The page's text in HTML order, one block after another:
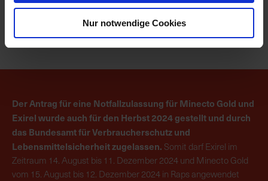
Nur notwendige Cookies
haben sich durch eine deutlich gleichmäßigere und frühere Blüte
Der Antrag für eine Notfallzulassung für Minecto Gold und
Exirel wurde auch für den Herbst 2024 gestellt und durch
das Bundesamt für Verbraucherschutz und
Lebensmittelsicherheit zugelassen. Somit darf Exirel im
Zeitraum 14. August bis 11. Dezember 2024 und Minecto Gold
vom 15. August bis 12. Dezember 2024 in Raps angewendet